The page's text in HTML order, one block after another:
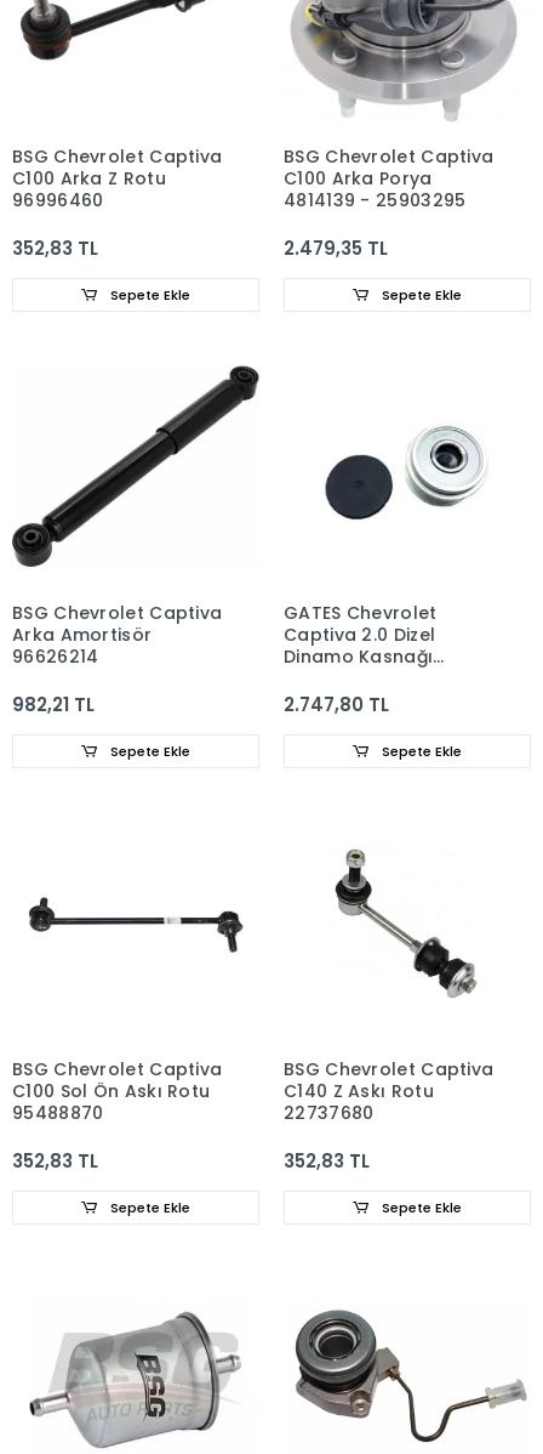
BSG Chevrolet Captiva
C100 Arka Z Rotu
96996460
352,83 TL
Sepete Ekle
BSG Chevrolet Captiva
C100 Arka Porya
4814139 - 25903295
2.479,35 TL
Sepete Ekle
BSG Chevrolet Captiva
Arka Amortisör
96626214
982,21 TL
Sepete Ekle
GATES Chevrolet
Captiva 2.0 Dizel
Dinamo Kasnağı
2.747,80 TL
Sepete Ekle
BSG Chevrolet Captiva
C100 Sol Ön Askı Rotu
95488870
352,83 TL
Sepete Ekle
BSG Chevrolet Captiva
C140 Z Askı Rotu
22737680
352,83 TL
Sepete Ekle